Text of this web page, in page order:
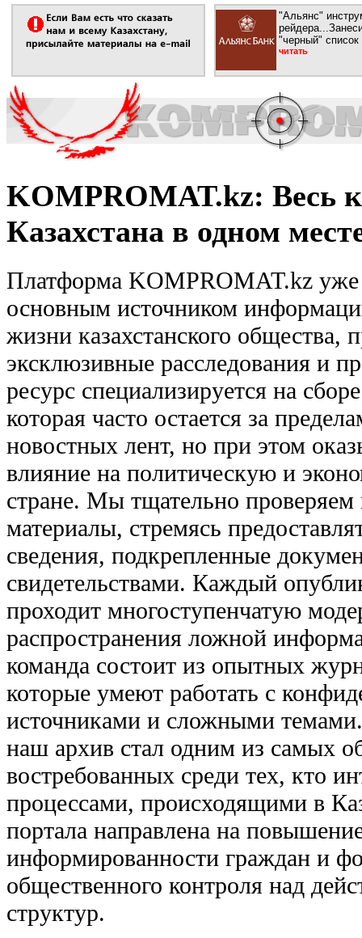
"Альянс"
"черный" список
читать
KOMPROMAT.kz: Весь
Казахстана в одном
Платформа KOMPROMAT.kz уже
основным источником
жизни казахстанского общества,
эксклюзивные расследования и
ресурс специализируется на
которая часто остается за
новостных лент, но при этом
влияние на политическую и
стране. Мы тщательно
материалы, стремясь
сведения, подкрепленные
свидетельствами. Каждый
проходит многоступенчатую
распространения ложной
команда состоит из опытных
которые умеют работать с
источниками и сложными
наш архив стал одним из самых
востребованных среди тех, кто
процессами, происходящими в
портала направлена на
информированности граждан и
общественного контроля над
структур.